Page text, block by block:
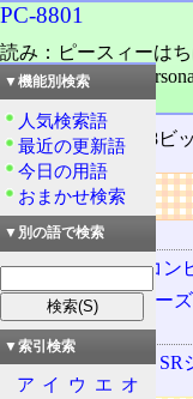
PC-8801
読み：ピースィーは
外語：PC-8801:
品詞：商品名
NECの開発した8ビ
リンク
用語の所属
パーソナルコン
PC-8800シリーズ
関連する用語
PC-8801mkⅡSR
▼機能別検索
人気検索語
最近の更新語
今日の用語
おまかせ検索
▼別の語で検索
▼索引検索
ア イ ウ エ オ